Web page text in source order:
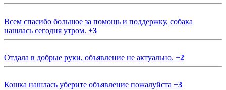
Всем спасибо большое за помощь и поддержку, собака
нашлась сегодня утром. +3
Отдала в добрые руки, объявление не актуально. +2
Кошка нашлась уберите объявление пожалуйста +3